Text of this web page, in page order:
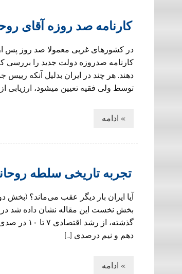
کارنامه صد روزه آقای
در کشورهای غربی معمولا صد روز پس
کارنامه صدروزه دولت جدید را بررسی
دهند. هر چند در ایران بدلیل آنکه
توسط ولی فقیه تعیین میشود، ارزیابی
» ادامه
تجربه تاریخی سلطه
آیا ایران بار دیگر عقب می‌ماند؟
بخش نخست این مقاله نشان داده شد
گذشته،
دهم و نیم درصدی […]
» ادامه